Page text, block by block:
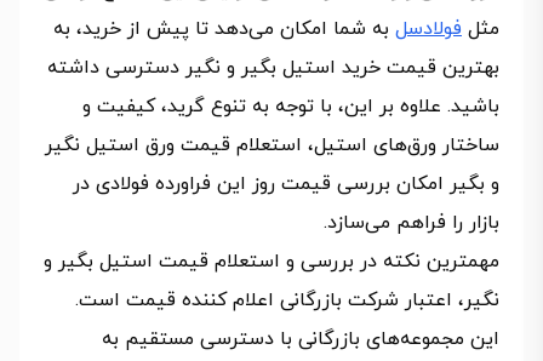
مثل فولادسل به شما امکان می‌دهد تا پیش از خرید، به
بهترین قیمت خرید استیل بگیر و نگیر دسترسی داشته
باشید. علاوه بر این، با توجه به تنوع گرید، کیفیت و
ساختار ورق‌های استیل، استعلام قیمت ورق استیل نگیر
و بگیر امکان بررسی قیمت روز این فراورده فولادی در
بازار را فراهم می‌سازد.
مهمترین نکته در بررسی و استعلام قیمت استیل بگیر و
نگیر، اعتبار شرکت بازرگانی اعلام کننده قیمت است.
این مجموعه‌های بازرگانی با دسترسی مستقیم به